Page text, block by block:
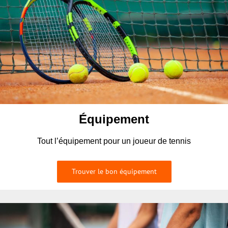
Équipement
Tout l’équipement pour un joueur de tennis
Trouver le bon équipement